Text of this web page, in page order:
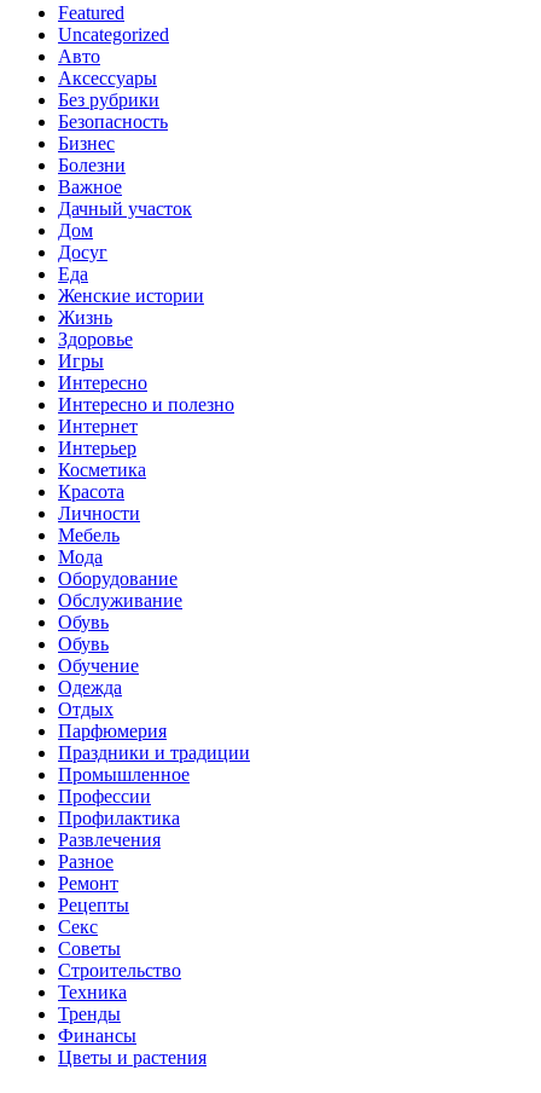
Featured
Uncategorized
Авто
Аксессуары
Без рубрики
Безопасность
Бизнес
Болезни
Важное
Дачный участок
Дом
Досуг
Еда
Женские истории
Жизнь
Здоровье
Игры
Интересно
Интересно и полезно
Интернет
Интерьер
Косметика
Красота
Личности
Мебель
Мода
Оборудование
Обслуживание
Обувь
Обувь
Обучение
Одежда
Отдых
Парфюмерия
Праздники и традиции
Промышленное
Профессии
Профилактика
Развлечения
Разное
Ремонт
Рецепты
Секс
Советы
Строительство
Техника
Тренды
Финансы
Цветы и растения